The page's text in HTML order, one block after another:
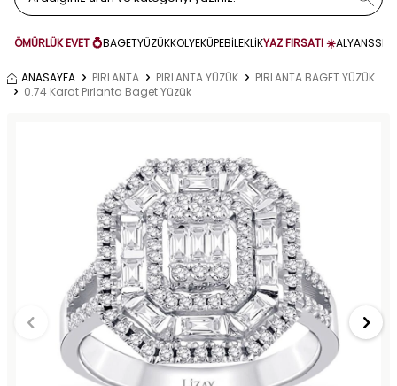
ÖMÜRLÜK EVET 💍BAGETYÜZÜKKOLYEKÜPEBİLEKLİKYAZ FIRSATI ☀️ALYANS
ANASAYFA PIRLANTA PIRLANTA YÜZÜK
PIRLANTA BAGET YÜZÜK
0.74 Karat Pırlanta Baget Yüzük